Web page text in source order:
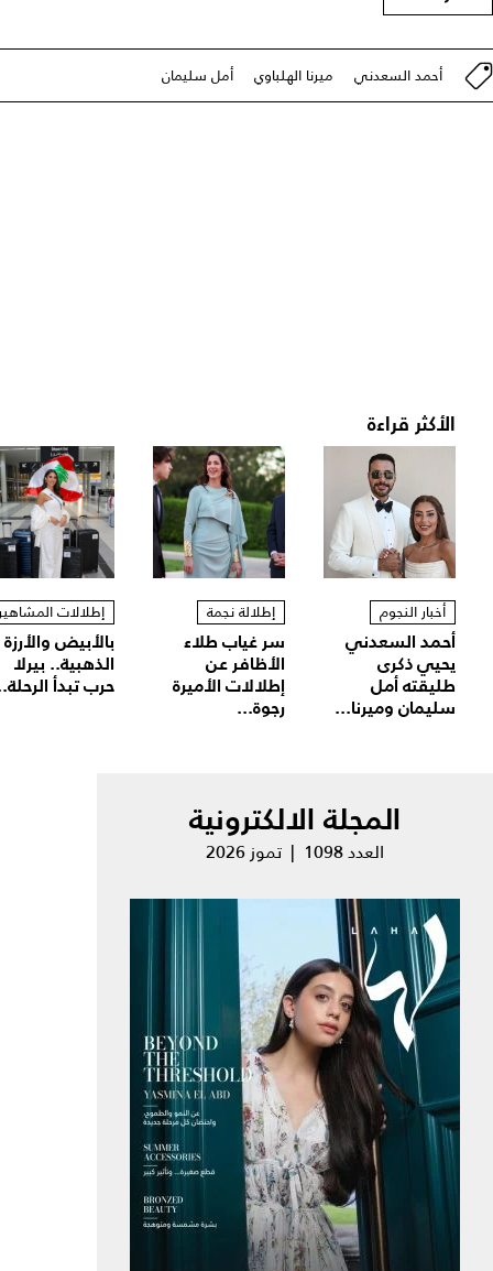
أحمد السعدني ميرنا الهلباوي أمل سليمان
الأكثر قراءة
أخبار النجوم
أحمد السعدني
يحيي ذكرى
طليقته أمل
سليمان وميرنا...
إطلالة نجمة
سر غياب طلاء
الأظافر عن
إطلالات الأميرة
رجوة...
إطلالات
بالأبيض والأرزة
الذهبية.. بيرلا
حرب تبدأ
المجلة الالكترونية
العدد 1098 | تموز 2026